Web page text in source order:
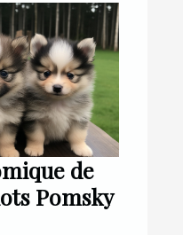
de
Pomsky